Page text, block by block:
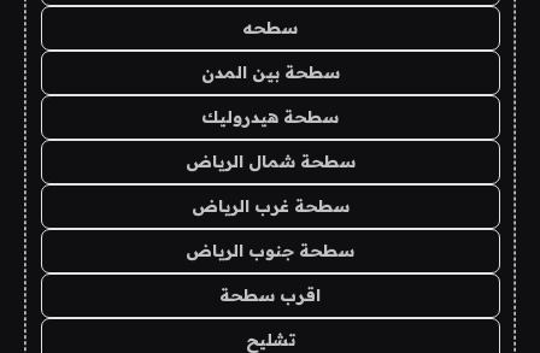
سطحه
سطحة بين المدن
سطحة هيدروليك
سطحة شمال الرياض
سطحة غرب الرياض
سطحة جنوب الرياض
اقرب سطحة
تشليح